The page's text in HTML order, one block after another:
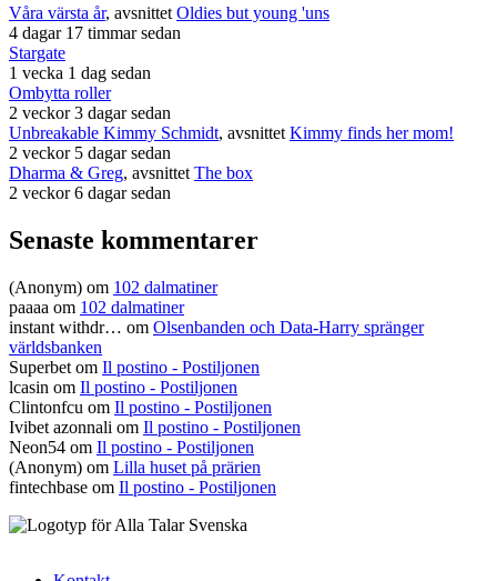
Våra värsta år, avsnittet Oldies but young 'uns
4 dagar 17 timmar sedan
Stargate
1 vecka 1 dag sedan
Ombytta roller
2 veckor 3 dagar sedan
Unbreakable Kimmy Schmidt, avsnittet Kimmy finds her mom!
2 veckor 5 dagar sedan
Dharma & Greg, avsnittet The box
2 veckor 6 dagar sedan
Senaste kommentarer
(Anonym) om 102 dalmatiner
paaaa om 102 dalmatiner
instant withdr… om Olsenbanden och Data-Harry spränger
världsbanken
Superbet om Il postino - Postiljonen
lcasin om Il postino - Postiljonen
Clintonfcu om Il postino - Postiljonen
Ivibet azonnali om Il postino - Postiljonen
Neon54 om Il postino - Postiljonen
(Anonym) om Lilla huset på prärien
fintechbase om Il postino - Postiljonen